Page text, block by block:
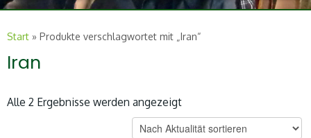
Start » Produkte verschlagwortet mit „Iran“
Iran
Alle 2 Ergebnisse werden angezeigtNach
Aktualität
sortiert